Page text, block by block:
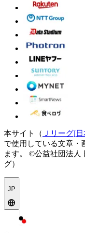
本サイト（ Ｊリーグ[
で使用している文章・
ます。
©公益社団法人
グ）
JP